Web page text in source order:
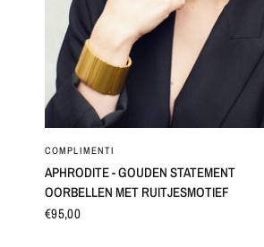
COMPLIMENTI
APHRODITE - GOUDEN STATEMENT
OORBELLEN MET RUITJESMOTIEF
€95,00